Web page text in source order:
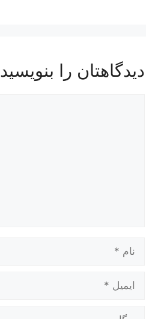
دیدگاهتان را بنویسید
وبگاه